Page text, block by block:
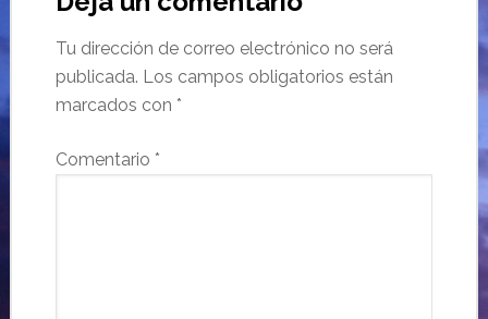
Tu dirección de correo electrónico no será
publicada. Los campos obligatorios están
marcados con *
Comentario *